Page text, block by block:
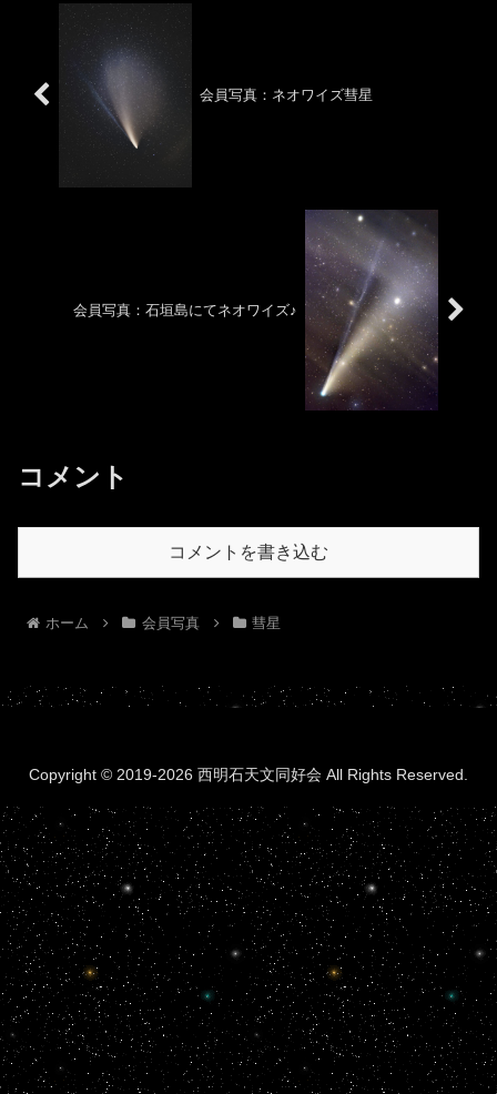
会員写真：ネオワイズ彗星
会員写真：石垣島にてネオワイズ♪
コメント
コメントを書き込む
ホーム 会員写真 彗星
Copyright © 2019-2026 西明石天文同好会 All Rights Reserved.